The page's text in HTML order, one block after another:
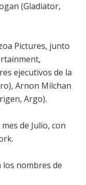
(Gladiator,
Pictures, junto
ejecutivos de la
Arnon Milchan
Argo).
de Julio, con
nombres de